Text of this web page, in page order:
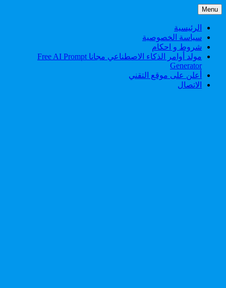
Skip
to
content
Menu
الرئيسية
سياسة الخصوصية
شروط و احكام
مولد أوامر الذكاء الاصطناعي مجانا Free AI Prompt
Generator
أعلن على موقع التقني
الاتصال